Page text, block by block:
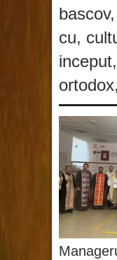
bascov,
cu,
inceput,
ortodox,